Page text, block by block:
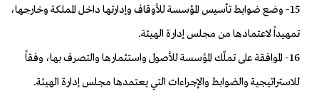
15- وضع ضوابط تأسيس المؤسسة للأوقاف وإدارتها داخل المملكة وخارجها،
تمهيداً لاعتمادها من مجلس إدارة الهيئة.
16- الموافقة على تملّك المؤسسة للأصول واستثمارها والتصرف بها، وفقاً
للاستراتيجية والضوابط والإجراءات التي يعتمدها مجلس إدارة الهيئة.